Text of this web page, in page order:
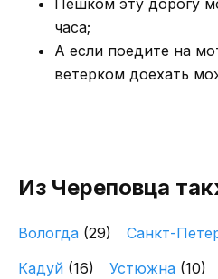
Пешком эту дорогу
часа;
А если поедите на
ветерком доехать
Из Череповца
Вологда (29) Санкт-
Кадуй (16) Устюжна (10)